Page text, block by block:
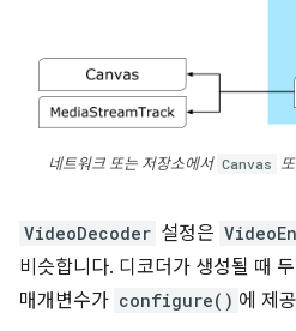
네트워크 또는 저장소에서 Canvas
VideoDecoder 설정은
비슷합니다. 디코더가 생성될 때
매개변수가 configure() 에 제